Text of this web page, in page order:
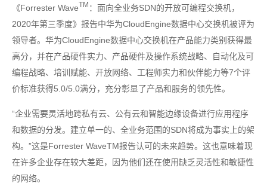
《Forrester WaveTM ：面向全业务SDN的开放可编程交换机，
2020年第三季度》报告中华为CloudEngine数据中心交换机被评为
领导者。华为CloudEngine数据中心交换机在产品能力类别获得最
高分，并在产品硬件实力、产品硬件及操作系统战略、自动化及可
编程战略、培训赋能、开放网络、工程师实力和伙伴能力等7个评
价标准获得5.0/5.0满分，充分彰显了产品和服务的领先性。
“企业需要灵活地跨私有云、公有云和智能边缘设备进行应用程序
和数据的分发。建立单一的、全业务范围的SDN将成为事实上的架
构。”这是Forrester WaveTM报告认可的未来趋势。这也意味着现
在许多企业存在较大差距，因为他们还在使用缺乏灵活性和敏捷性
的网络。